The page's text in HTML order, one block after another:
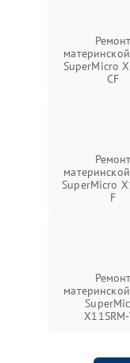
Ремонт
SuperMicro
CF
Ремонт
SuperMicro
F
Ремонт